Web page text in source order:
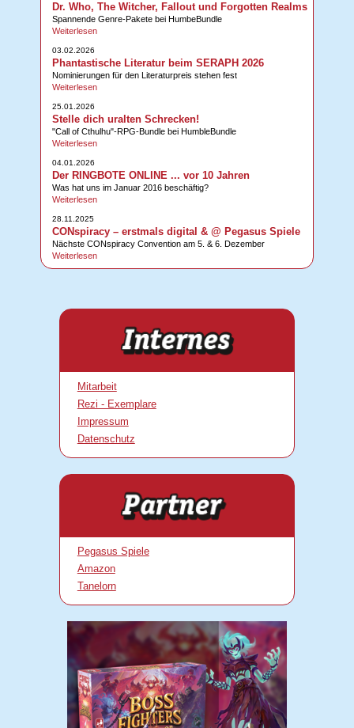
Dr. Who, The Witcher, Fallout und Forgotten Realms
Spannende Genre-Pakete bei HumbeBundle
Weiterlesen
03.02.2026
Phantastische Literatur beim SERAPH 2026
Nominierungen für den Literaturpreis stehen fest
Weiterlesen
25.01.2026
Stelle dich uralten Schrecken!
"Call of Cthulhu"-RPG-Bundle bei HumbleBundle
Weiterlesen
04.01.2026
Der RINGBOTE ONLINE ... vor 10 Jahren
Was hat uns im Januar 2016 beschäftig?
Weiterlesen
28.11.2025
CONspiracy – erstmals digital & @ Pegasus Spiele
Nächste CONspiracy Convention am 5. & 6. Dezember
Weiterlesen
Mitarbeit
Rezi - Exemplare
Impressum
Datenschutz
Pegasus Spiele
Amazon
Tanelorn